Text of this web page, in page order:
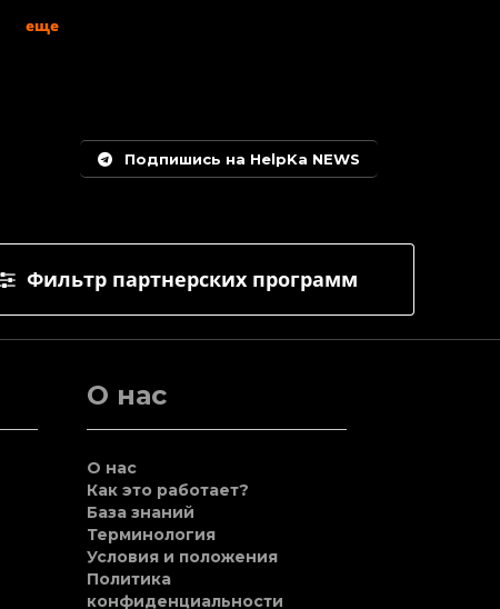
еще
Подпишись на HelpKa NEWS
Фильтр партнерских программ
О нас
О нас
Как это работает?
База знаний
Терминология
Условия и положения
Политика
конфиденциальности